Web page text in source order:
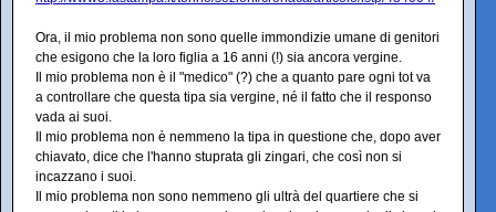
Ora, il mio problema non sono quelle immondizie umane di genitori
che esigono che la loro figlia a 16 anni (!) sia ancora vergine.
Il mio problema non è il "medico" (?) che a quanto pare ogni tot va
a controllare che questa tipa sia vergine, né il fatto che il responso
vada ai suoi.
Il mio problema non è nemmeno la tipa in questione che, dopo aver
chiavato, dice che l'hanno stuprata gli zingari, che così non si
incazzano i suoi.
Il mio problema non sono nemmeno gli ultrà del quartiere che si